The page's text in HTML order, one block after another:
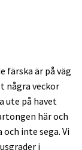
färska är på väg
några veckor
ute på havet
här och
inte sega. Vi
i